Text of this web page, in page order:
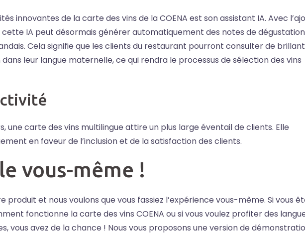
innovantes de la carte des vins de la COENA est son assistant IA. Avec
cette IA peut désormais générer automatiquement des notes de
Cela signifie que les clients du restaurant pourront consulter de
leur langue maternelle, ce qui rendra le processus de sélection des vins
une carte des vins multilingue attire un plus large éventail de clients. Elle
en faveur de l’inclusion et de la satisfaction des clients.
vous-même !
produit et nous voulons que vous fassiez l’expérience vous-même. Si vous
fonctionne la carte des vins COENA ou si vous voulez profiter des
vous avez de la chance ! Nous vous proposons une version de